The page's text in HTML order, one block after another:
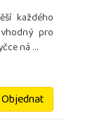
každého
pro
ná ...
Objednat